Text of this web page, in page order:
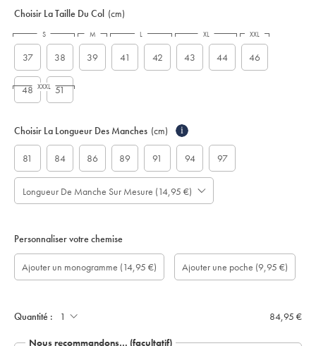
Choisir La Taille Du Col (cm)
37 38 39 41 42 43 44 46
48 51
S M L XL XXL
XXXL
Choisir La Longueur Des Manches (cm) i
81 84 86 89 91 94 97
Longueur De Manche Sur Mesure (14,95 €)
Personnaliser votre chemise
longueur
manche
Monogram
Font:
Monogram
option:
Ajouter un monogramme (14,95 €)
Monogram
Colour:
Monogram
Location:
Ajouter
une
poche:
Ajouter une poche (9,95 €)
Ajouter
écrin
Quantité : 84,95 €
Nous recommandons… (facultatif)